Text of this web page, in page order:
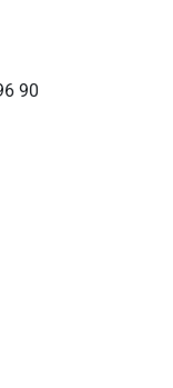
90